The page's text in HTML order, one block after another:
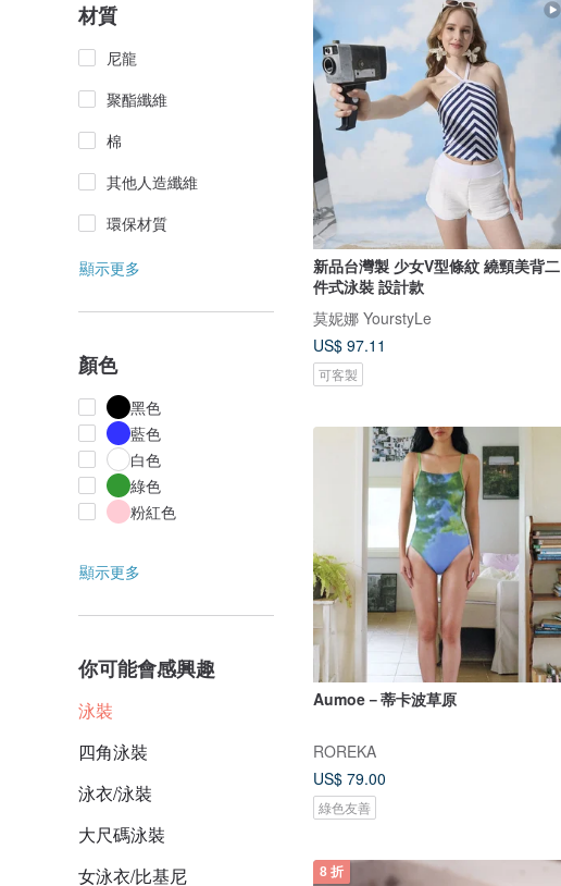
材質
尼龍
聚酯纖維
棉
其他人造纖維
環保材質
顯示更多
顏色
黑色
藍色
白色
綠色
粉紅色
顯示更多
你可能會感興趣
泳裝
四角泳裝
泳衣/泳裝
大尺碼泳裝
女泳衣/比基尼
新品台灣製 少女V型條紋 繞頸美背二
件式泳裝 設計款
莫妮娜 YourstyLe
US$ 97.11
可客製
Aumoe－蒂卡波草原
ROREKA
US$ 79.00
綠色友善
8 折